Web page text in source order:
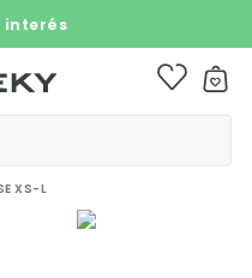
XS-L